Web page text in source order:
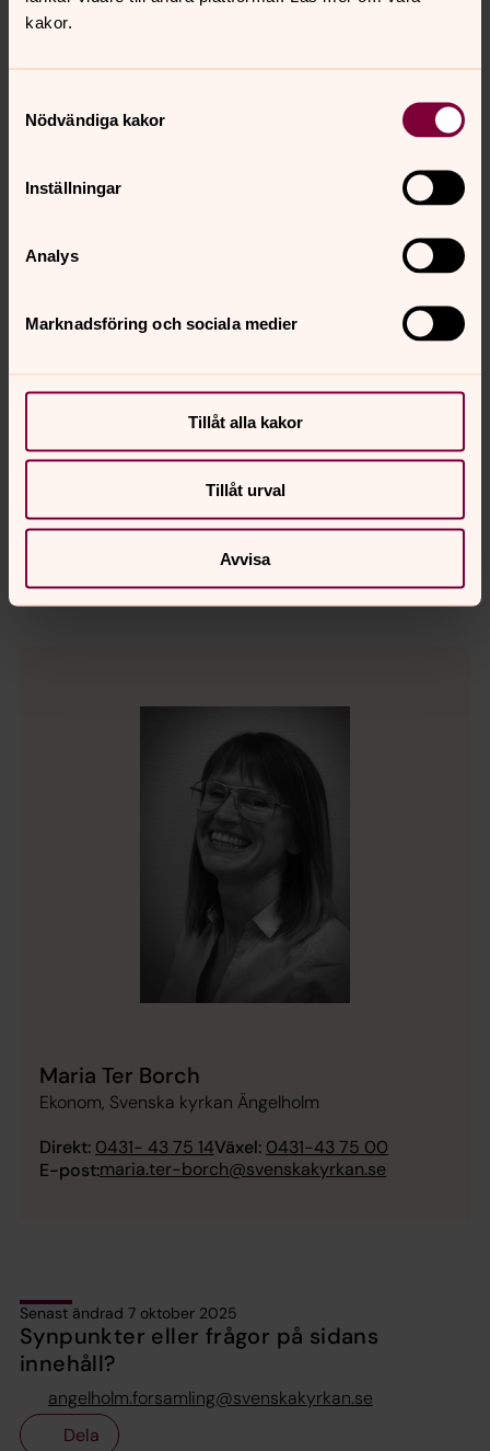
kakor.
Nödvändiga kakor
Inställningar
Analys
Marknadsföring och sociala medier
Tillåt alla kakor
Tillåt urval
Avvisa
Ingrid Pommer Brorson
Samordnare för ideellt medarbetarskap, Svenska
Direkt:0431-43 75 83Växel:0431-43 75 00
ingrid.pommerbrorson@svenskakyrkan.se
Maria Ter Borch
Ekonom, Svenska kyrkan Ängelholm
Direkt: 0431- 43 75 14Växel: 0431-43 75 00
E-post:maria.ter-borch@svenskakyrkan.se
Senast ändrad 7 oktober 2025
Synpunkter eller frågor på sidans
innehåll?
angelholm.forsamling@svenskakyrkan.se
Dela